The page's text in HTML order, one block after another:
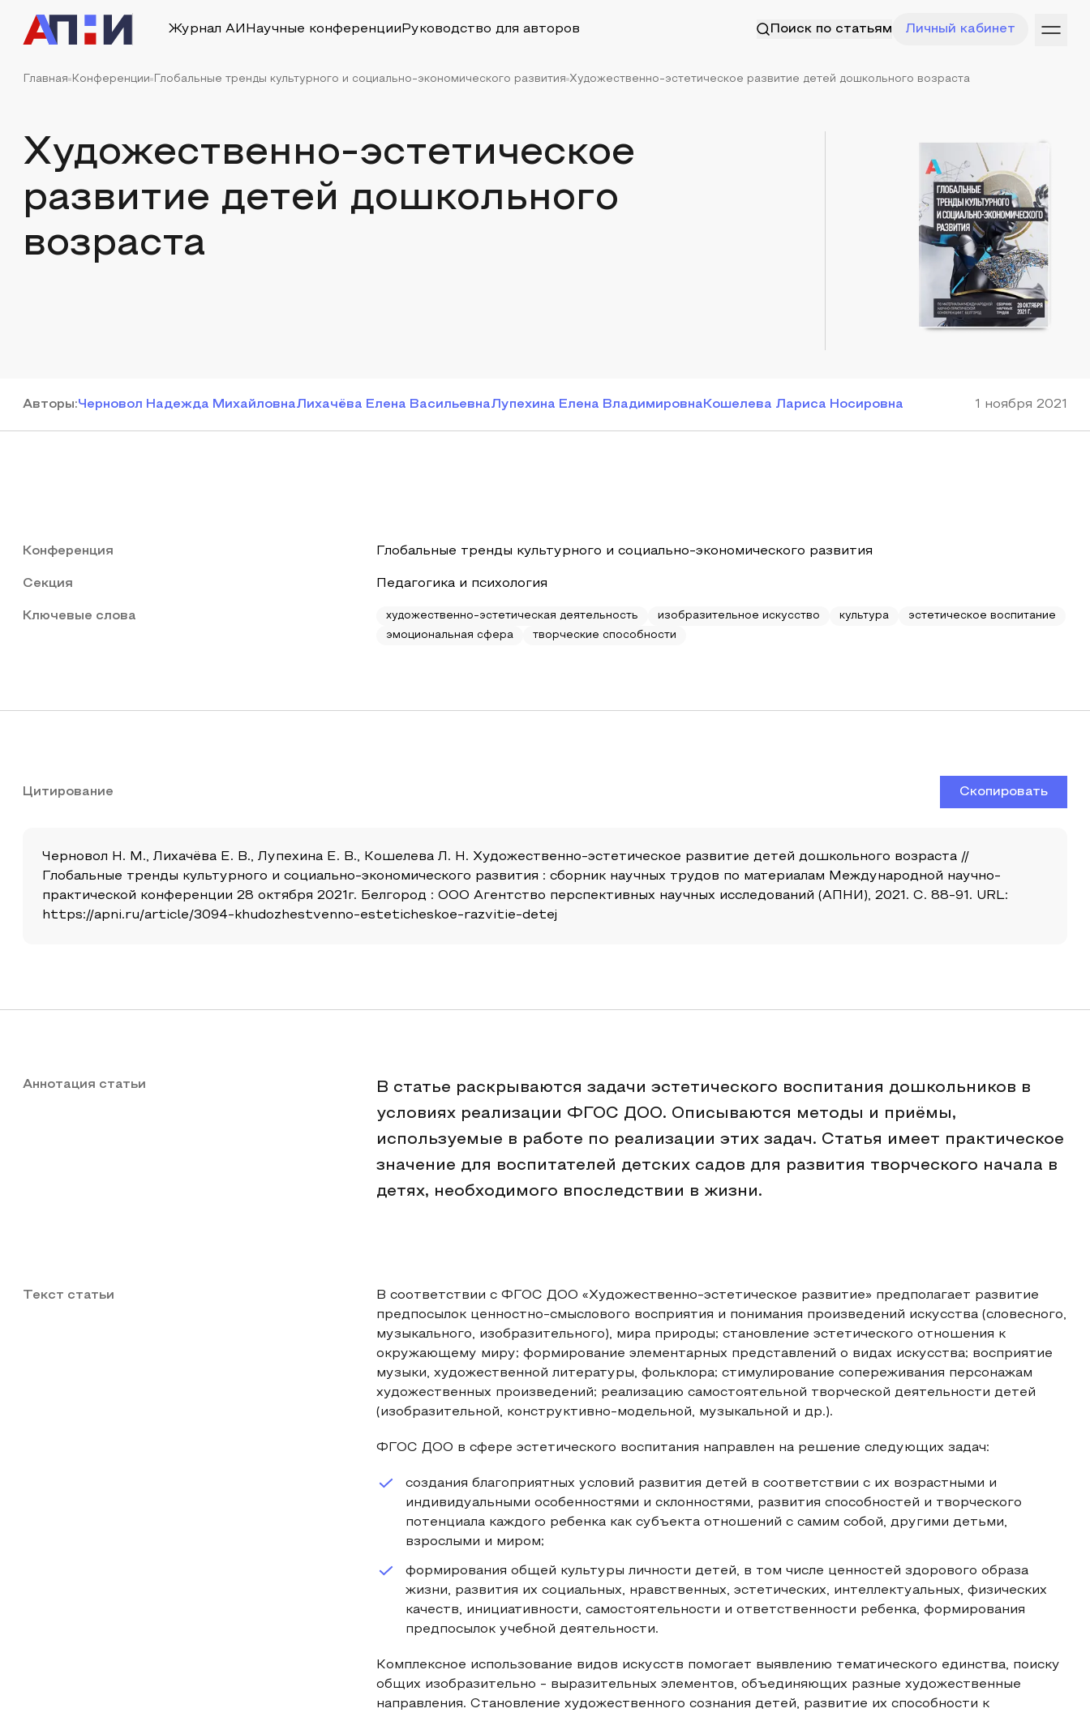
Журнал АИ Научные конференции Руководство для авторов Поиск по статьям Личный кабинет
Главная Конференции Глобальные тренды культурного и социально-экономического развития Художественно-эстетическое развитие детей дошкольного возраста
Художественно-эстетическое
развитие детей дошкольного
возраста
Авторы:Черновол Надежда МихайловнаЛихачёва Елена ВасильевнаЛупехина Елена Владимировна Кошелева Лариса Носировна 1 ноября 2021
Конференция Глобальные тренды культурного и социально-экономического развития
Секция Педагогика и психология
Ключевые слова художественно-эстетическая деятельность изобразительное искусство культура
эстетическое воспитание
эмоциональная сфера
творческие способности
Цитирование Скопировать
Черновол Н. М., Лихачёва Е. В., Лупехина Е. В., Кошелева Л. Н. Художественно-эстетическое развитие детей дошкольного возраста //
Глобальные тренды культурного и социально-экономического развития : сборник научных трудов по материалам Международной научно-
практической конференции 28 октября 2021г. Белгород : ООО Агентство перспективных научных исследований (АПНИ), 2021. С. 88-91. URL:
https://apni.ru/article/3094-khudozhestvenno-esteticheskoe-razvitie-detej
Аннотация статьи
В статье раскрываются задачи эстетического воспитания дошкольников в
условиях реализации ФГОС ДОО. Описываются методы и приёмы,
используемые в работе по реализации этих задач. Статья имеет практическое
значение для воспитателей детских садов для развития творческого начала в
детях, необходимого впоследствии в жизни.
Текст статьи
В соответствии с ФГОС ДОО «Художественно-эстетическое развитие» предполагает развитие
предпосылок ценностно-смыслового восприятия и понимания произведений искусства (словесного,
музыкального, изобразительного), мира природы; становление эстетического отношения к
окружающему миру; формирование элементарных представлений о видах искусства; восприятие
музыки, художественной литературы, фольклора; стимулирование сопереживания персонажам
художественных произведений; реализацию самостоятельной творческой деятельности детей
(изобразительной, конструктивно-модельной, музыкальной и др.).
ФГОС ДОО в сфере эстетического воспитания направлен на решение следующих задач:
создания благоприятных условий развития детей в соответствии с их возрастными и
индивидуальными особенностями и склонностями, развития способностей и творческого
потенциала каждого ребенка как субъекта отношений с самим собой, другими детьми,
взрослыми и миром;
формирования общей культуры личности детей, в том числе ценностей здорового образа
жизни, развития их социальных, нравственных, эстетических, интеллектуальных, физических
качеств, инициативности, самостоятельности и ответственности ребенка, формирования
предпосылок учебной деятельности.
Комплексное использование видов искусств помогает выявлению тематического единства, поиску
общих изобразительно - выразительных элементов, объединяющих разные художественные
направления. Становление художественного сознания детей, развитие их способности к